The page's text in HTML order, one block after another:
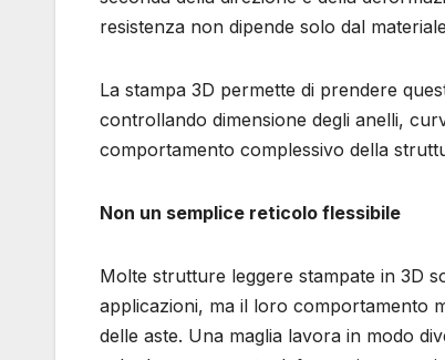
resistenza non dipende solo dal
La stampa 3D permette di prendere
controllando dimensione degli anelli,
comportamento complessivo della
Non un semplice reticolo flessibile
Molte strutture leggere stampate in 3D
applicazioni, ma il loro comportamento
delle aste. Una maglia lavora in modo